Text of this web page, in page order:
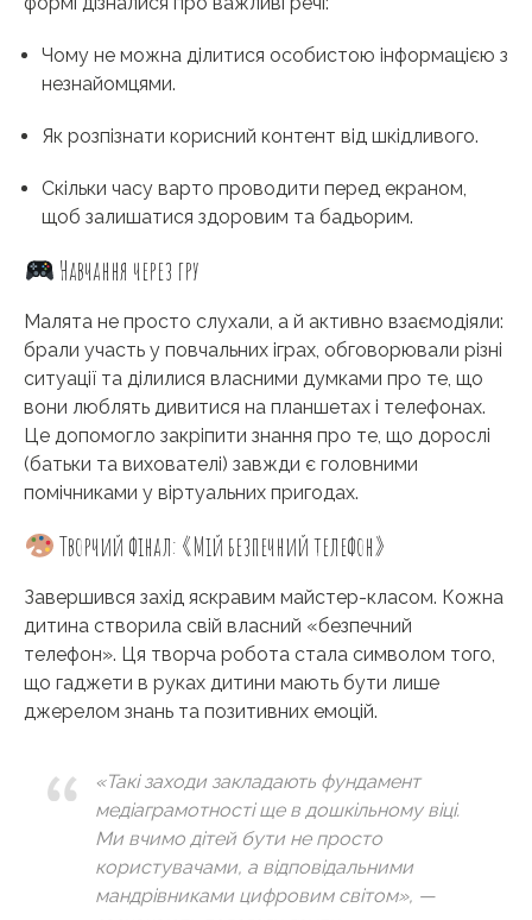
Чому не можна ділитися особистою інформацією з
незнайомцями.
Як розпізнати корисний контент від шкідливого.
Скільки часу варто проводити перед екраном,
щоб залишатися здоровим та бадьорим.
Навчання через гру
Малята не просто слухали, а й активно взаємодіяли:
брали участь у повчальних іграх, обговорювали різні
ситуації та ділилися власними думками про те, що
вони люблять дивитися на планшетах і телефонах.
Це допомогло закріпити знання про те, що дорослі
(батьки та вихователі) завжди є головними
помічниками у віртуальних пригодах.
Творчий фінал: «Мій безпечний телефон»
Завершився захід яскравим майстер-класом. Кожна
дитина створила свій власний «безпечний
телефон». Ця творча робота стала символом того,
що гаджети в руках дитини мають бути лише
джерелом знань та позитивних емоцій.
«Такі заходи закладають фундамент
медіаграмотності ще в дошкільному віці.
Ми вчимо дітей бути не просто
користувачами, а відповідальними
мандрівниками цифровим світом», —